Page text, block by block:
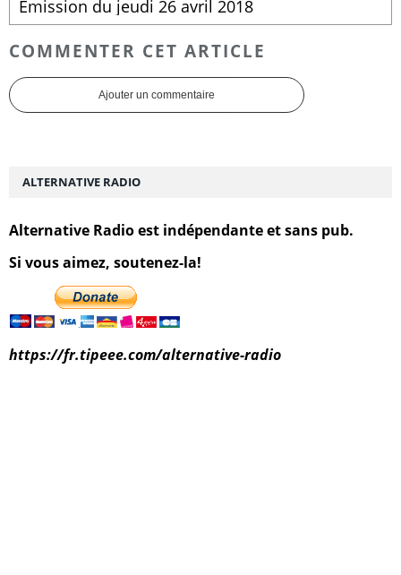
Emission du jeudi 26 avril 2018
COMMENTER CET ARTICLE
Ajouter un commentaire
ALTERNATIVE RADIO
Alternative Radio est indépendante et sans pub.
Si vous aimez, soutenez-la!
https://fr.tipeee.com/alternative-radio